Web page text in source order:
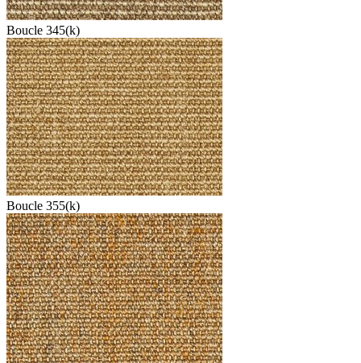
Boucle 345(k)
Boucle 355(k)